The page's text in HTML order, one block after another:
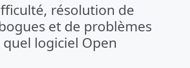
résolution de
et de problèmes
logiciel Open